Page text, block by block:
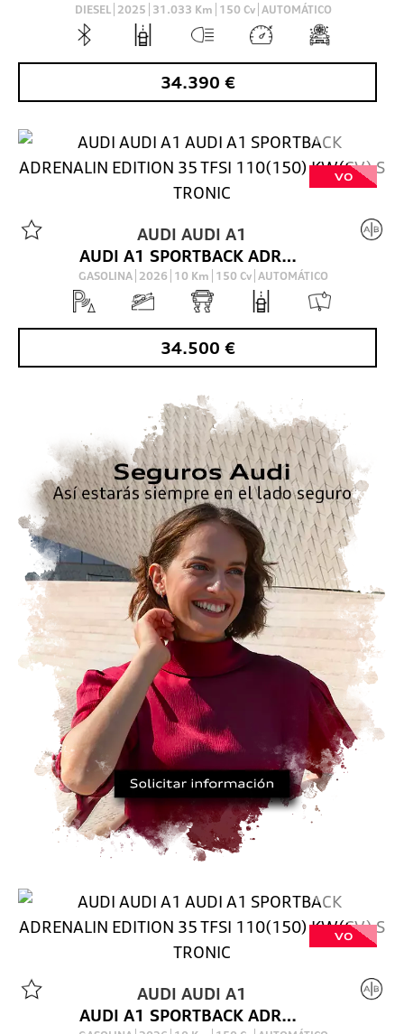
DIESEL 2025 31.033 Km 150 Cv AUTOMÁTICO
34.390 €
VO
AUDIAUDI A1
AUDI A1 SPORTBACK ADRENALIN EDITION 35 TFSI 110(150) KW(CV) S TRONIC
GASOLINA 2026 10 Km 150 Cv AUTOMÁTICO
34.500 €
VO
AUDIAUDI A1
AUDI A1 SPORTBACK ADRENALIN EDITION 35 TFSI 110(150) KW(CV) S TRONIC